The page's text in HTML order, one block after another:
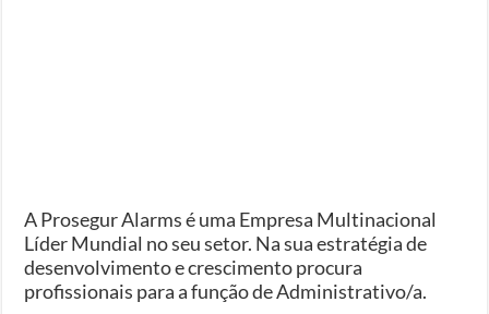
A Prosegur Alarms é uma Empresa Multinacional
Líder Mundial no seu setor. Na sua estratégia de
desenvolvimento e crescimento procura
profissionais para a função de Administrativo/a.